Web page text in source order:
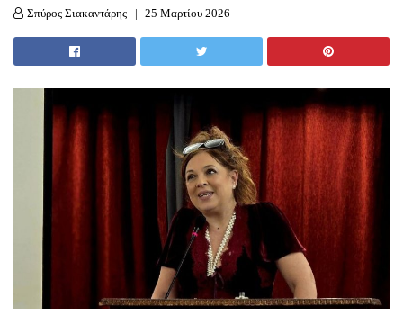
Σπύρος Σιακαντάρης 25 Μαρτίου 2026